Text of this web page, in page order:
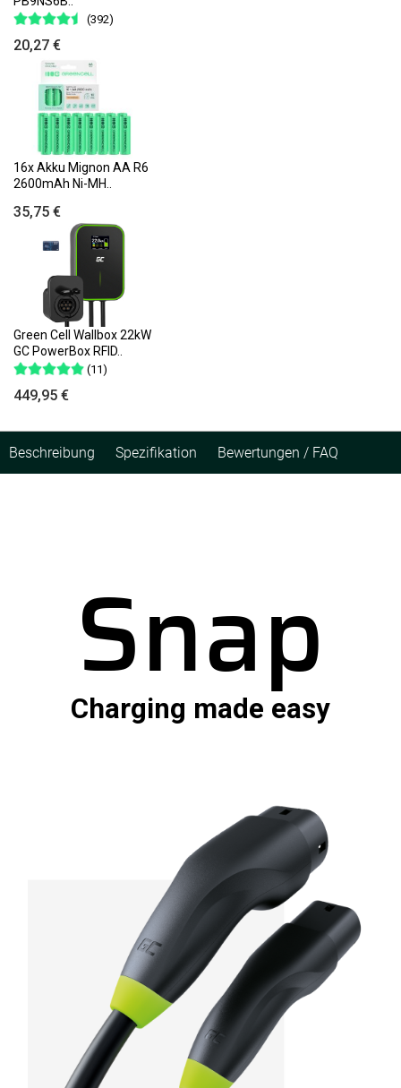
(392)
20,27 €
16x Akku Mignon AA R6
2600mAh Ni-MH..
35,75 €
Green Cell Wallbox 22kW
GC PowerBox RFID..
(11)
449,95 €
Beschreibung Spezifikation Bewertungen / FAQ
Snap
Charging made easy